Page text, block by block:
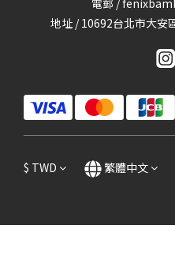
電郵 /
地址 / 10692台北市大安
$ TWD 繁體中文